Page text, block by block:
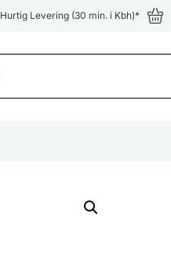
Hurtig Levering (30 min. i Kbh)*